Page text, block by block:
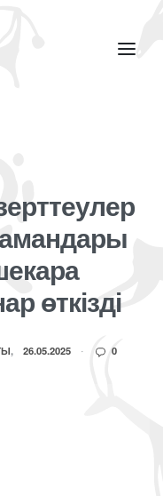
өткізді
26.05.2025 0